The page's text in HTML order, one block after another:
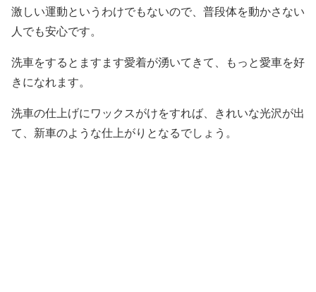
激しい運動というわけでもないので、普段体を動かさない
人でも安心です。
洗車をするとますます愛着が湧いてきて、もっと愛車を好
きになれます。
洗車の仕上げにワックスがけをすれば、きれいな光沢が出
て、新車のような仕上がりとなるでしょう。